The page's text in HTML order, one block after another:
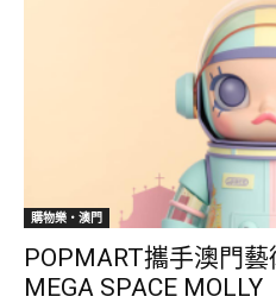
購物樂‧澳門
POPMART攜手澳門
MEGA SPACE MOLLY